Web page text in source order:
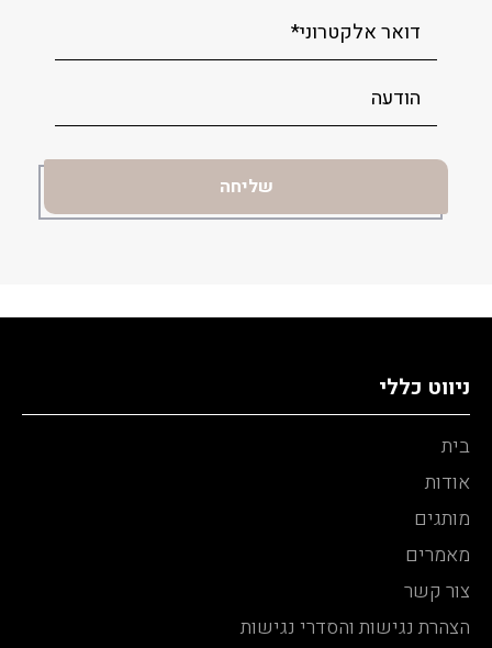
ניווט כללי
בית
אודות
מותגים
מאמרים
צור קשר
הצהרת נגישות והסדרי נגישות